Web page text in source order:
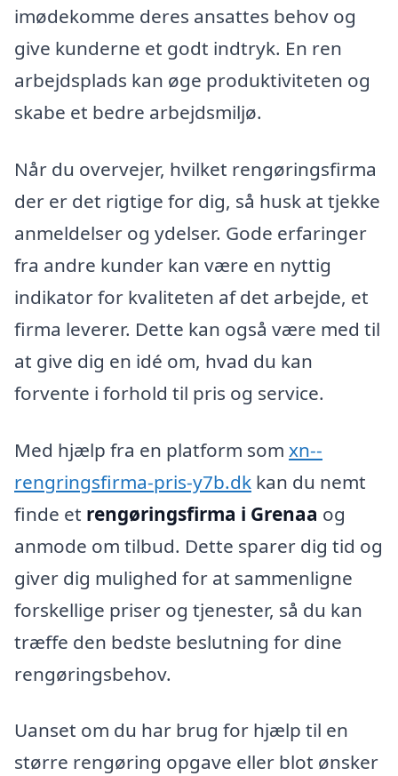
imødekomme deres ansattes behov og
give kunderne et godt indtryk. En ren
arbejdsplads kan øge produktiviteten og
skabe et bedre arbejdsmiljø.
Når du overvejer, hvilket rengøringsfirma
der er det rigtige for dig, så husk at tjekke
anmeldelser og ydelser. Gode erfaringer
fra andre kunder kan være en nyttig
indikator for kvaliteten af det arbejde, et
firma leverer. Dette kan også være med til
at give dig en idé om, hvad du kan
forvente i forhold til pris og service.
Med hjælp fra en platform som xn--
rengringsfirma-pris-y7b.dk kan du nemt
finde et rengøringsfirma i Grenaa og
anmode om tilbud. Dette sparer dig tid og
giver dig mulighed for at sammenligne
forskellige priser og tjenester, så du kan
træffe den bedste beslutning for dine
rengøringsbehov.
Uanset om du har brug for hjælp til en
større rengøring opgave eller blot ønsker